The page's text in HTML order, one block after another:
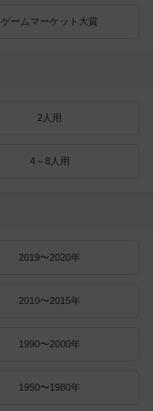
ゲームマーケット大賞
2人用
4～8人用
2019〜2020年
2010〜2015年
1990〜2000年
1950〜1980年